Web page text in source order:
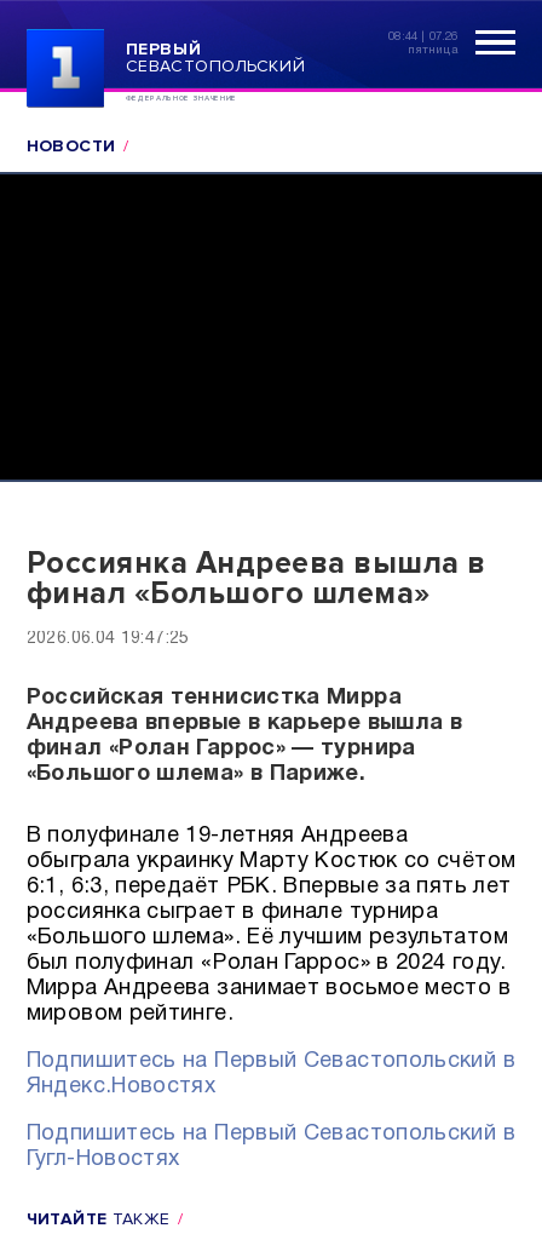
ПЕРВЫЙ
СЕВАСТОПОЛЬСКИЙ
ФЕДЕРАЛЬНОЕ ЗНАЧЕНИЕ
08:44 | 07.26
пятница
НОВОСТИ
Россиянка Андреева вышла в
финал «Большого шлема»
2026.06.04 19:47:25
Российская теннисистка Мирра
Андреева впервые в карьере вышла в
финал «Ролан Гаррос» — турнира
«Большого шлема» в Париже.
В полуфинале 19-летняя Андреева
обыграла украинку Марту Костюк со счётом
6:1, 6:3, передаёт РБК. Впервые за пять лет
россиянка сыграет в финале турнира
«Большого шлема». Её лучшим результатом
был полуфинал «Ролан Гаррос» в 2024 году.
Мирра Андреева занимает восьмое место в
мировом рейтинге.
Подпишитесь на Первый Севастопольский в
Яндекс.Новостях
Подпишитесь на Первый Севастопольский в
Гугл-Новостях
ЧИТАЙТЕ ТАКЖЕ